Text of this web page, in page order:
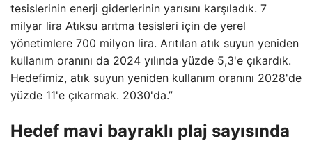
tesislerinin enerji giderlerinin yarısını karşıladık. 7
milyar lira Atıksu arıtma tesisleri için de yerel
yönetimlere 700 milyon lira. Arıtılan atık suyun yeniden
kullanım oranını da 2024 yılında yüzde 5,3'e çıkardık.
Hedefimiz, atık suyun yeniden kullanım oranını 2028'de
yüzde 11'e çıkarmak. 2030'da.”
Hedef mavi bayraklı plaj sayısında